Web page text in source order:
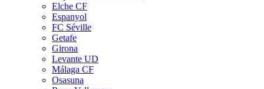
Elche CF
Espanyol
FC Séville
Getafe
Girona
Levante UD
Málaga CF
Osasuna